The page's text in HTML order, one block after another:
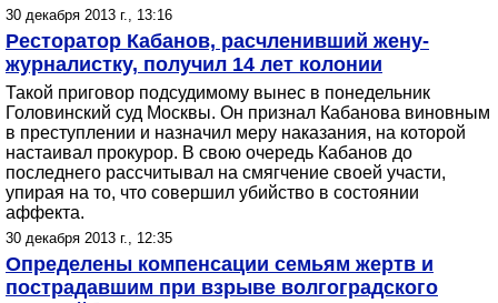
30 декабря 2013 г., 13:16
Ресторатор Кабанов, расчленивший жену-
журналистку, получил 14 лет колонии
Такой приговор подсудимому вынес в понедельник
Головинский суд Москвы. Он признал Кабанова виновным
в преступлении и назначил меру наказания, на которой
настаивал прокурор. В свою очередь Кабанов до
последнего рассчитывал на смягчение своей участи,
упирая на то, что совершил убийство в состоянии
аффекта.
30 декабря 2013 г., 12:35
Определены компенсации семьям жертв и
пострадавшим при взрыве волгоградского